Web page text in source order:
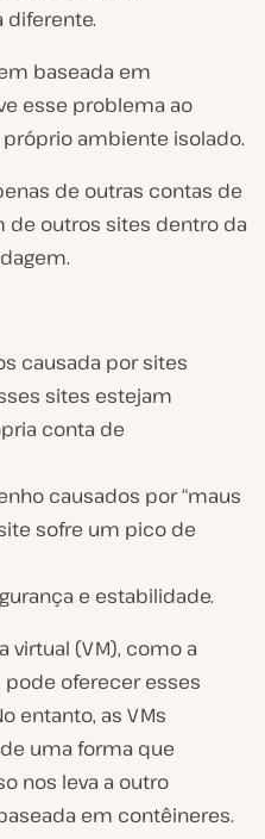
baseada em
esse problema ao
ambiente isolado.
de outras contas de
outros sites dentro da
causada por sites
sites estejam
conta de
causados por “maus
sofre um pico de
e estabilidade.
virtual (VM), como a
oferecer esses
entanto, as VMs
uma forma que
nos leva a outro
em contêineres.